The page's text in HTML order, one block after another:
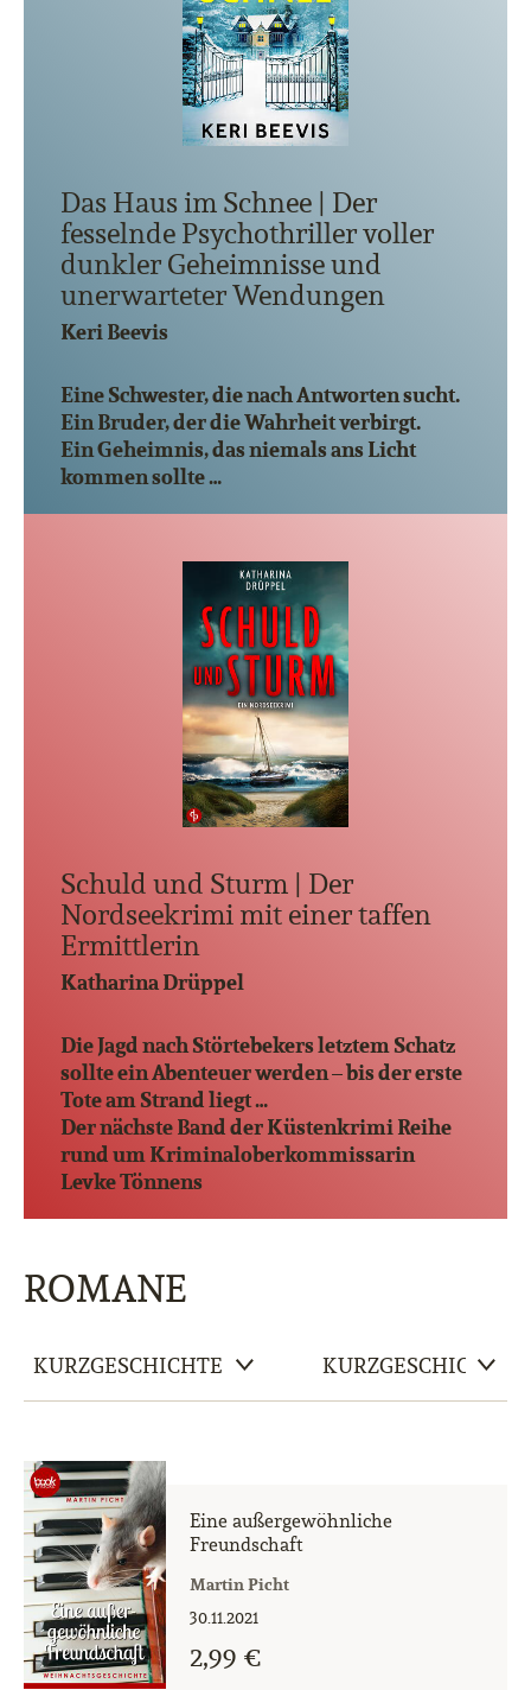
Das Haus im Schnee | Der
fesselnde Psychothriller voller
dunkler Geheimnisse und
unerwarteter Wendungen
Keri Beevis
Eine Schwester, die nach Antworten sucht.
Ein Bruder, der die Wahrheit verbirgt.
Ein Geheimnis, das niemals ans Licht
kommen sollte …
Schuld und Sturm | Der
Nordseekrimi mit einer taffen
Ermittlerin
Katharina Drüppel
Die Jagd nach Störtebekers letztem Schatz
sollte ein Abenteuer werden – bis der erste
Tote am Strand liegt …
Der nächste Band der Küstenkrimi Reihe
rund um Kriminaloberkommissarin
Levke Tönnens
ROMANE
Eine außergewöhnliche
Freundschaft
Martin Picht
30.11.2021
2,99 €